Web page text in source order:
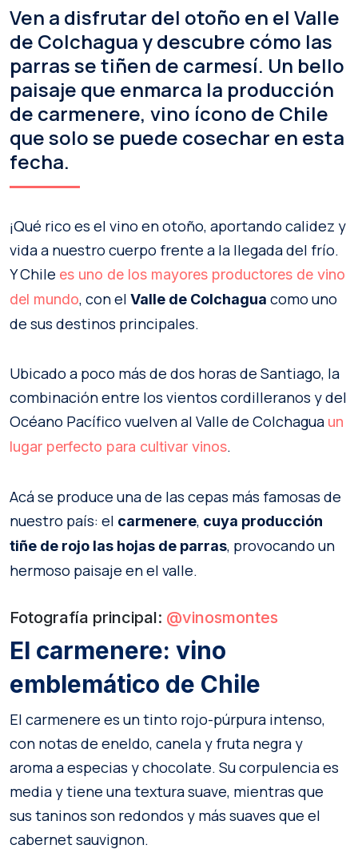
Ven a disfrutar del otoño en el Valle
de Colchagua y descubre cómo las
parras se tiñen de carmesí. Un bello
paisaje que enmarca la producción
de carmenere, vino ícono de Chile
que solo se puede cosechar en esta
fecha.
¡Qué rico es el vino en otoño, aportando calidez y
vida a nuestro cuerpo frente a la llegada del frío.
Y Chile es uno de los mayores productores de vino
del mundo, con el Valle de Colchagua como uno
de sus destinos principales.
Ubicado a poco más de dos horas de Santiago, la
combinación entre los vientos cordilleranos y del
Océano Pacífico vuelven al Valle de Colchagua un
lugar perfecto para cultivar vinos.
Acá se produce una de las cepas más famosas de
nuestro país: el carmenere, cuya producción
tiñe de rojo las hojas de parras, provocando un
hermoso paisaje en el valle.
Fotografía principal: @vinosmontes
El carmenere: vino
emblemático de Chile
El carmenere es un tinto rojo-púrpura intenso,
con notas de eneldo, canela y fruta negra y
aroma a especias y chocolate. Su corpulencia es
media y tiene una textura suave, mientras que
sus taninos son redondos y más suaves que el
cabernet sauvignon.